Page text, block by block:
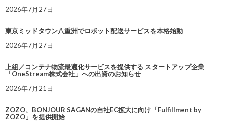
2026年7月27日
東京ミッドタウン八重洲でロボット配送サービスを本格始動
2026年7月27日
上組／コンテナ物流最適化サービスを提供する スタートアップ企業
「OneStream株式会社」への出資のお知らせ
2026年7月21日
ZOZO、BONJOUR SAGANの自社EC拡大に向け「Fulfillment by
ZOZO」を提供開始